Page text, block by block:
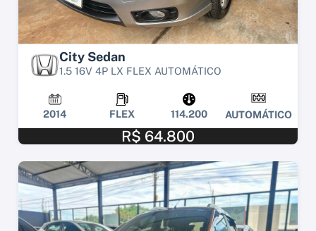
City Sedan
1.5 16V 4P LX FLEX AUTOMÁTICO
2014 FLEX 114.200 AUTOMÁTICO
R$ 64.800